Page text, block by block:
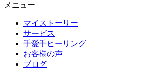
メニュー
マイストーリー
サービス
手愛手ヒーリング
お客様の声
ブログ